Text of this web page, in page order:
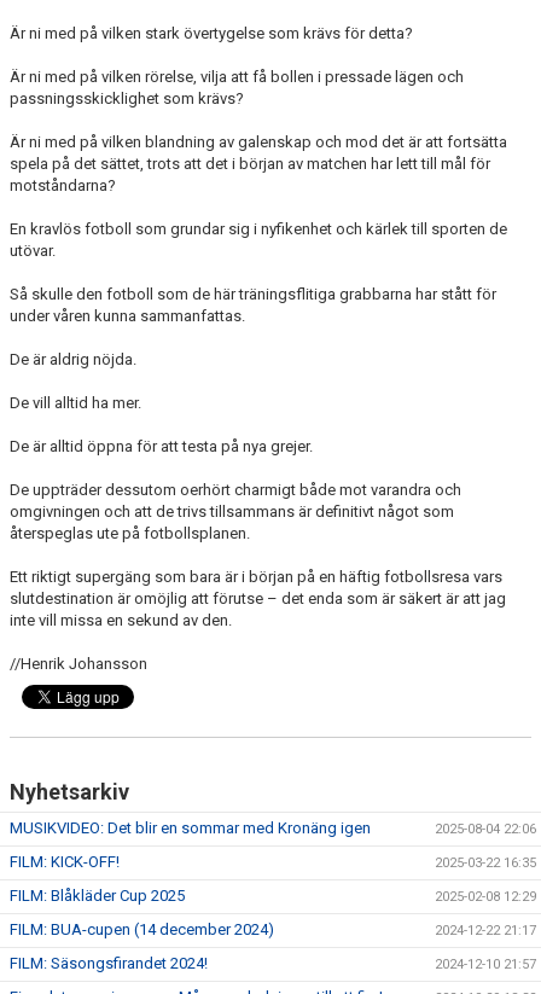
Är ni med på vilken stark övertygelse som krävs för detta?
Är ni med på vilken rörelse, vilja att få bollen i pressade lägen och
passningsskicklighet som krävs?
Är ni med på vilken blandning av galenskap och mod det är att fortsätta
spela på det sättet, trots att det i början av matchen har lett till mål för
motståndarna?
En kravlös fotboll som grundar sig i nyfikenhet och kärlek till sporten de
utövar.
Så skulle den fotboll som de här träningsflitiga grabbarna har stått för
under våren kunna sammanfattas.
De är aldrig nöjda.
De vill alltid ha mer.
De är alltid öppna för att testa på nya grejer.
De uppträder dessutom oerhört charmigt både mot varandra och
omgivningen och att de trivs tillsammans är definitivt något som
återspeglas ute på fotbollsplanen.
Ett riktigt supergäng som bara är i början på en häftig fotbollsresa vars
slutdestination är omöjlig att förutse – det enda som är säkert är att jag
inte vill missa en sekund av den.
//Henrik Johansson
Nyhetsarkiv
MUSIKVIDEO: Det blir en sommar med Kronäng igen 2025-08-04 22:06
FILM: KICK-OFF! 2025-03-22 16:35
FILM: Blåkläder Cup 2025 2025-02-08 12:29
FILM: BUA-cupen (14 december 2024) 2024-12-22 21:17
FILM: Säsongsfirandet 2024! 2024-12-10 21:57